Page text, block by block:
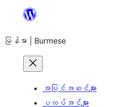
အကြောင်းအရာ
ကျော်သွား
မြန်မာ | Burmese
အပြင်အဆင်များ
ပလပ်အင်များ